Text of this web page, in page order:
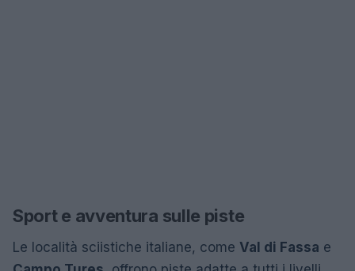
Sport e avventura sulle piste
Le località sciistiche italiane, come Val di Fassa e